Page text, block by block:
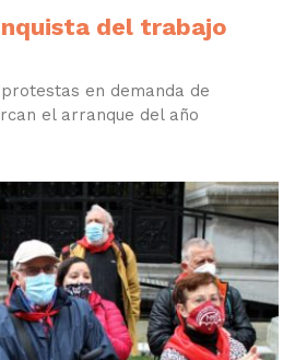
del trabajo
en demanda de
el arranque del año